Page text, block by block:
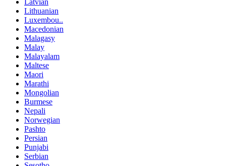
Latvian
Lithuanian
Luxembou..
Macedonian
Malagasy
Malay
Malayalam
Maltese
Maori
Marathi
Mongolian
Burmese
Nepali
Norwegian
Pashto
Persian
Punjabi
Serbian